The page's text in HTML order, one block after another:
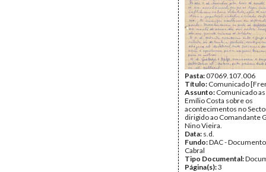
Pasta:07069.107.006
Título: Comunicado
Assunto: Comunicado
Emílio Costa sobre os
acontecimentos no
dirigido ao Comandante
Nino Vieira.
Data: s.d.
Fundo:DAC -
Cabral
Tipo Documental:
Página(s):3